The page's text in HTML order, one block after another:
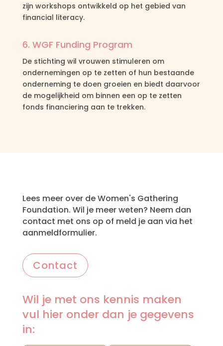
zijn workshops ontwikkeld op het gebied van
financial literacy.
6. WGF Funding Program
De stichting wil vrouwen stimuleren om
ondernemingen op te zetten of hun bestaande
onderneming te doen groeien en biedt daarvoor
de mogelijkheid om binnen een op te zetten
fonds financiering aan te trekken.
Lees meer over de Women's Gathering
Foundation. Wil je meer weten? Neem dan
contact met ons op of meld je aan via het
aanmeldformulier.
Contact
Wil je met ons kennis maken
vul hier onder dan je gegevens
in: